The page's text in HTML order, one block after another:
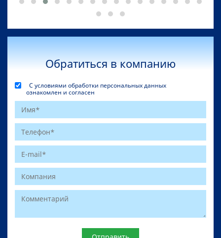
Обратиться в компанию
С условиями обработки персональных данных
ознакомлен и согласен